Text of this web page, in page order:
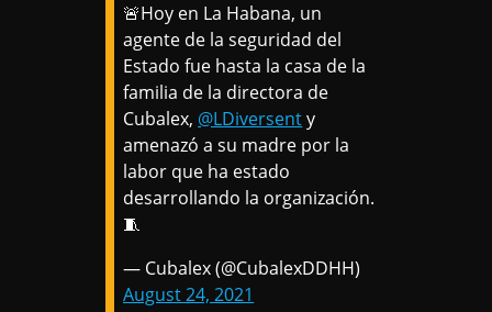
🚨Hoy en La Habana, un
agente de la seguridad del
Estado fue hasta la casa de la
familia de la directora de
Cubalex, @LDiversenty
amenazó a su madre por la
labor que ha estado
desarrollando la organización.
🧵
— Cubalex (@CubalexDDHH)
August 24, 2021